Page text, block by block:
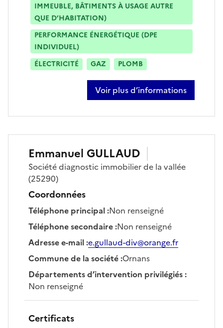
IMMEUBLE, BÂTIMENTS À USAGE AUTRE
QUE D’HABITATION)
PERFORMANCE ÉNERGÉTIQUE (DPE
INDIVIDUEL)
ÉLECTRICITÉ
GAZ PLOMB
Voir plus d’informations
sur laetitia magneron
Emmanuel GULLAUD
Sociétédiagnostic immobilier de la vallée
(25290)
Coordonnées
Téléphone principal:Non renseigné
Téléphone secondaire:Non renseigné
Adresse e-mail:e.gullaud-div@orange.fr
Commune de la société:Ornans
Départements d’intervention privilégiés:
Non renseigné
Certificats